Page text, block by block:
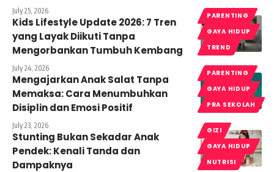
July 25, 2026
PARENTING
GAYA HIDUP
TREND
Kids Lifestyle Update 2026: 7 Tren
yang Layak Diikuti Tanpa
Mengorbankan Tumbuh Kembang
July 24, 2026
PARENTING
GAYA HIDUP
PRA SEKOLAH
Mengajarkan Anak Salat Tanpa
Memaksa: Cara Menumbuhkan
Disiplin dan Emosi Positif
July 23, 2026
GIZI
GAYA HIDUP
NUTRISI
Stunting Bukan Sekadar Anak
Pendek: Kenali Tanda dan
Dampaknya